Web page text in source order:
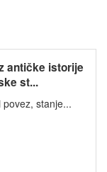
antičke istorije
st...
stanje...